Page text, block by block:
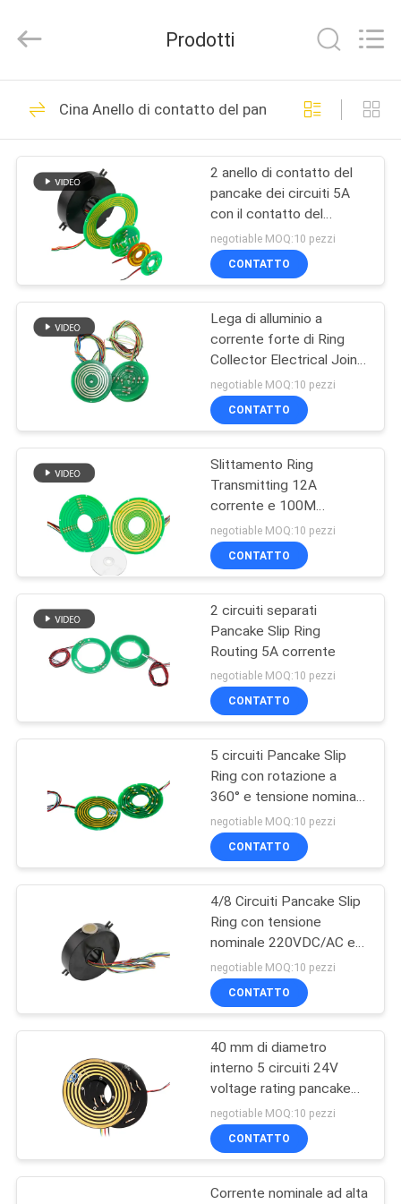
CASA
PRODOTTI
MOSTRA
CIRCA
NOI
FABBRICA
CONTROLLO
QUALITÀ
CONTATTICI
RICHIEDA
CITAZIONE
MAPPA
POLICY
Reserved.
Anello di contatto
rotatorio
39
Anello di contatto
della capsula
141
Collettori ad anello
del segnale
Giunto rotante a
fibra ottica
Collettori ad anello
ad alta frequenza
28
Attraverso l'anello di
contatto del foro
153
Prodotti
Cina Anello di contatto del pancake
2 anello di contatto del
pancake dei circuiti 5A
con il contatto del
metallo prezioso
negotiable MOQ:10 pezzi
CONTATTO
Lega di alluminio a
corrente forte di Ring
Collector Electrical Joint
300rpm 380vac di
slittamento del PWB
negotiable MOQ:10 pezzi
CONTATTO
Slittamento Ring
Transmitting 12A
corrente e 100M
Ethernet Signal del
pancake di 8 circuiti
negotiable MOQ:10 pezzi
CONTATTO
2 circuiti separati
Pancake Slip Ring
Routing 5A corrente
negotiable MOQ:10 pezzi
CONTATTO
5 circuiti Pancake Slip
Ring con rotazione a
360° e tensione nominale
24VAC/DC per una
trasmissione elettrica
affidabile
negotiable MOQ:10 pezzi
CONTATTO
4/8 Circuiti Pancake Slip
Ring con tensione
nominale 220VDC/AC e
corrente nominale 5A/2A
negotiable MOQ:10 pezzi
CONTATTO
40 mm di diametro
interno 5 circuiti 24V
voltage rating pancake
slip ring per bobina
negotiable MOQ:10 pezzi
CONTATTO
Corrente nominale ad alta